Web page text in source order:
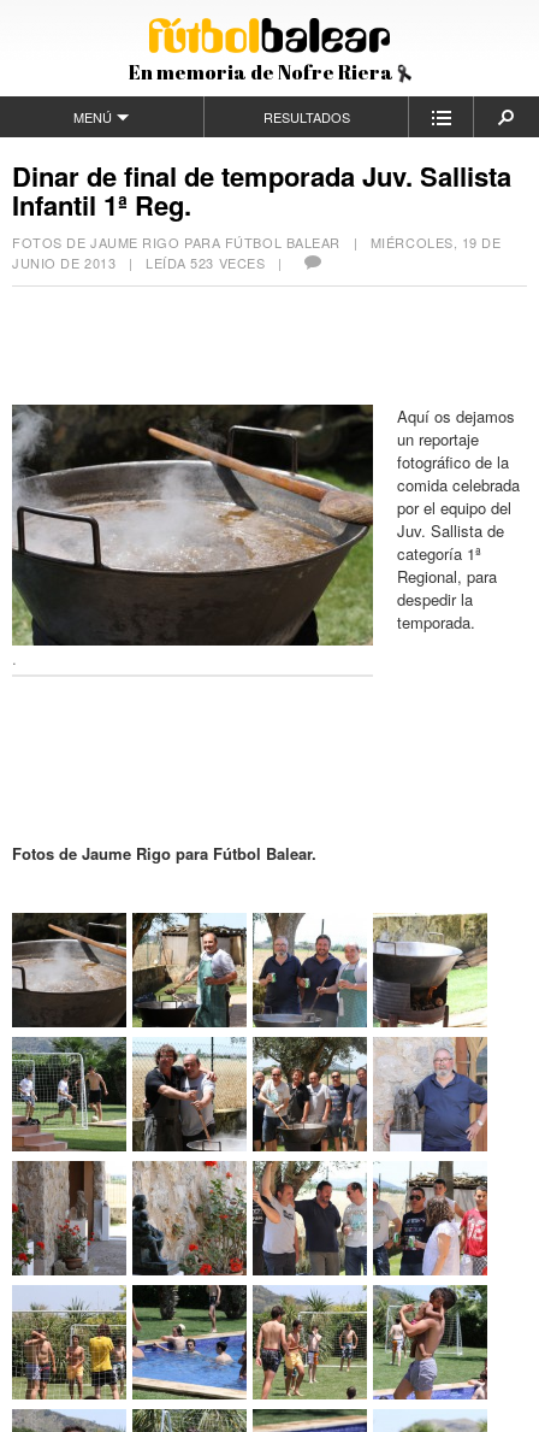
En memoria de Nofre Riera
MENÚ RESULTADOS
Dinar de final de temporada Juv. Sallista
Infantil 1ª Reg.
FOTOS DE JAUME RIGO PARA FÚTBOL BALEAR | MIÉRCOLES, 19 DE
JUNIO DE 2013 | LEÍDA 523 VECES |
.
Aquí os dejamos
un reportaje
fotográfico de la
comida celebrada
por el equipo del
Juv. Sallista de
categoría 1ª
Regional, para
despedir la
temporada.
Fotos de Jaume Rigo para Fútbol Balear.